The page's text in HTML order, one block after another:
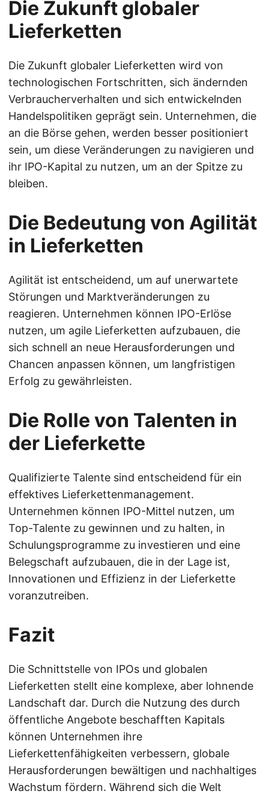
Die Zukunft globaler
Lieferketten
Die Zukunft globaler Lieferketten wird von
technologischen Fortschritten, sich ändernden
Verbraucherverhalten und sich entwickelnden
Handelspolitiken geprägt sein. Unternehmen, die
an die Börse gehen, werden besser positioniert
sein, um diese Veränderungen zu navigieren und
ihr IPO-Kapital zu nutzen, um an der Spitze zu
bleiben.
Die Bedeutung von Agilität
in Lieferketten
Agilität ist entscheidend, um auf unerwartete
Störungen und Marktveränderungen zu
reagieren. Unternehmen können IPO-Erlöse
nutzen, um agile Lieferketten aufzubauen, die
sich schnell an neue Herausforderungen und
Chancen anpassen können, um langfristigen
Erfolg zu gewährleisten.
Die Rolle von Talenten in
der Lieferkette
Qualifizierte Talente sind entscheidend für ein
effektives Lieferkettenmanagement.
Unternehmen können IPO-Mittel nutzen, um
Top-Talente zu gewinnen und zu halten, in
Schulungsprogramme zu investieren und eine
Belegschaft aufzubauen, die in der Lage ist,
Innovationen und Effizienz in der Lieferkette
voranzutreiben.
Fazit
Die Schnittstelle von IPOs und globalen
Lieferketten stellt eine komplexe, aber lohnende
Landschaft dar. Durch die Nutzung des durch
öffentliche Angebote beschafften Kapitals
können Unternehmen ihre
Lieferkettenfähigkeiten verbessern, globale
Herausforderungen bewältigen und nachhaltiges
Wachstum fördern. Während sich die Welt